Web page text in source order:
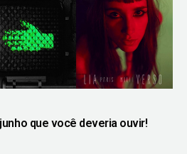
que você deveria ouvir!